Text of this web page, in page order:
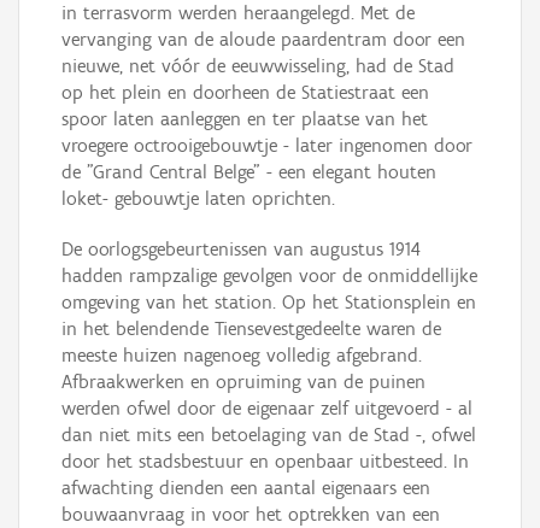
in terrasvorm werden heraangelegd. Met de
vervanging van de aloude paardentram door een
nieuwe, net vóór de eeuwwisseling, had de Stad
op het plein en doorheen de Statiestraat een
spoor laten aanleggen en ter plaatse van het
vroegere octrooigebouwtje - later ingenomen door
de "Grand Central Belge" - een elegant houten
loket- gebouwtje laten oprichten.
De oorlogsgebeurtenissen van augustus 1914
hadden rampzalige gevolgen voor de onmiddellijke
omgeving van het station. Op het Stationsplein en
in het belendende Tiensevestgedeelte waren de
meeste huizen nagenoeg volledig afgebrand.
Afbraakwerken en opruiming van de puinen
werden ofwel door de eigenaar zelf uitgevoerd - al
dan niet mits een betoelaging van de Stad -, ofwel
door het stadsbestuur en openbaar uitbesteed. In
afwachting dienden een aantal eigenaars een
bouwaanvraag in voor het optrekken van een